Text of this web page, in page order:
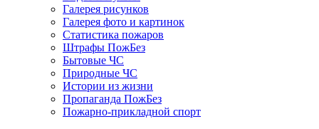
Галерея рисунков
Галерея фото и картинок
Статистика пожаров
Штрафы ПожБез
Бытовые ЧС
Природные ЧС
Истории из жизни
Пропаганда ПожБез
Пожарно-прикладной спорт